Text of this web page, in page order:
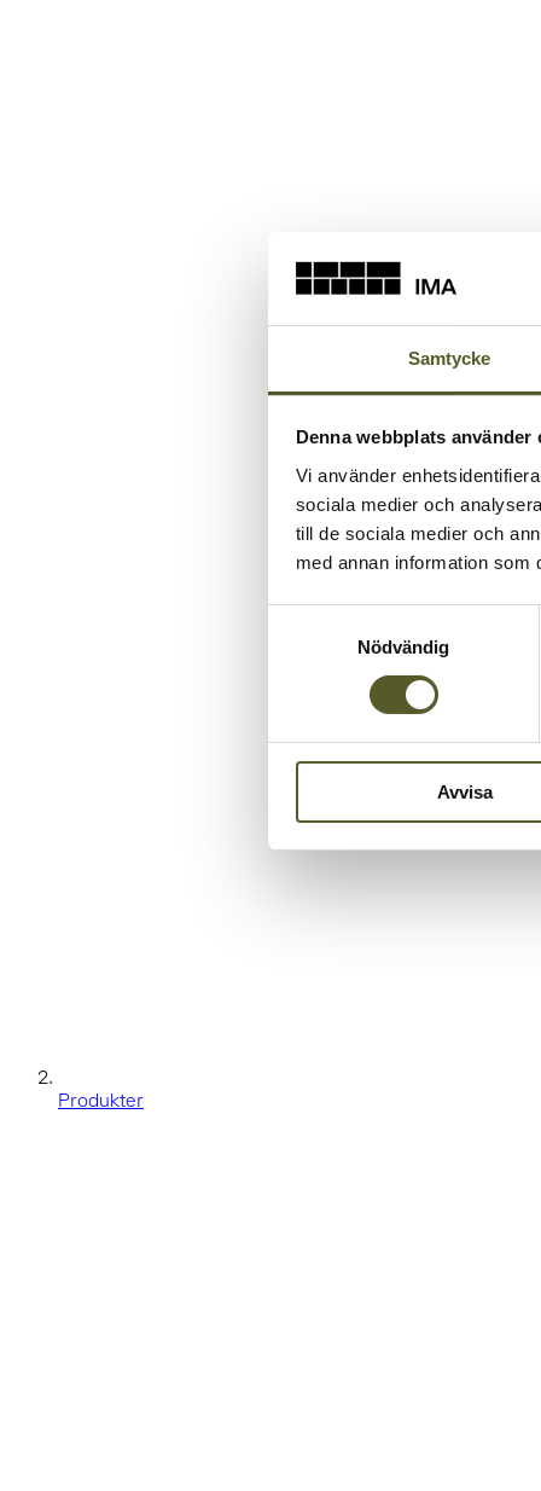
Samtycke
Denna webbplats använder
Vi använder
sociala medier och
till de sociala medier och
med annan information som
Nödvändig
Avvisa
Produkter